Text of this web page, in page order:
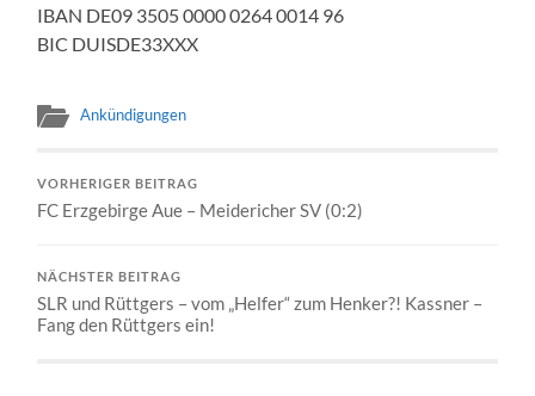
IBAN DE09 3505 0000 0264 0014 96
BIC DUISDE33XXX
Ankündigungen
VORHERIGER BEITRAG
FC Erzgebirge Aue – Meidericher SV (0:2)
NÄCHSTER BEITRAG
SLR und Rüttgers – vom „Helfer“ zum Henker?! Kassner –
Fang den Rüttgers ein!